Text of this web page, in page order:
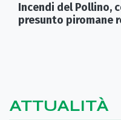
Incendi del Pollino,
presunto piromane
ATTUALITÀ